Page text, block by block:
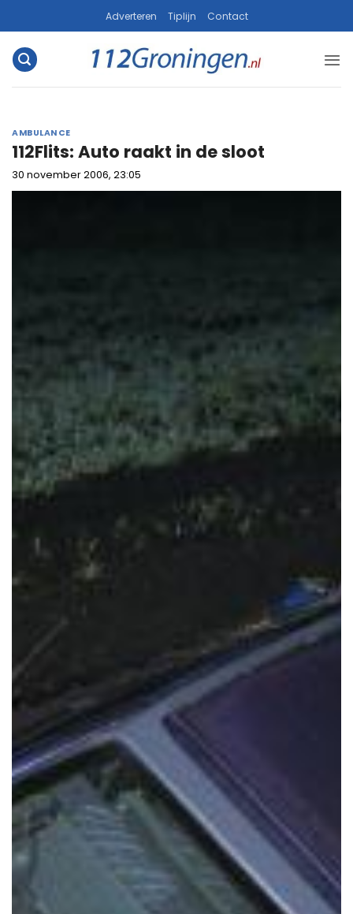
naar
inhoud
Adverteren Tiplijn Contact
AMBULANCE
112Flits: Auto raakt in de sloot
30 november 2006, 23:05